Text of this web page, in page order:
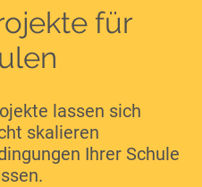
für
lassen sich
skalieren
Ihrer Schule